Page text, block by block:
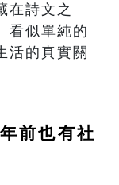
在詩文之
看似單純的
活的真實關
前也有社